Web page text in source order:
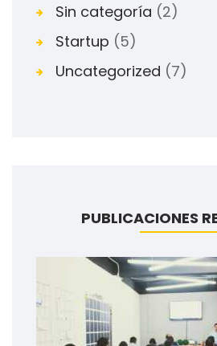
Sin categoría (2)
Startup (5)
Uncategorized (7)
PUBLICACIONES